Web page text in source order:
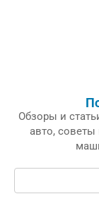
Обзоры и
авто,
Поиск: